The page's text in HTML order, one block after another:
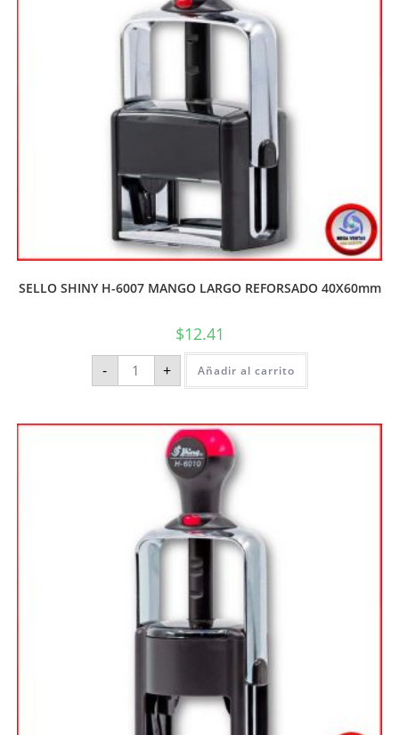
SELLO SHINY H-6007 MANGO LARGO REFORSADO 40X60mm
$12.41
- + Añadir al carrito